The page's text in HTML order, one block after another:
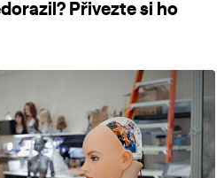
Přivezte si ho